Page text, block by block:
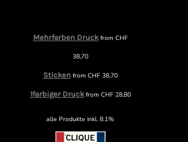
Mehrfarben Druckfrom CHF
38,70
Stickenfrom CHF38,70
1farbiger Druckfrom CHF28,80
alle Produkte inkl. 8.1%